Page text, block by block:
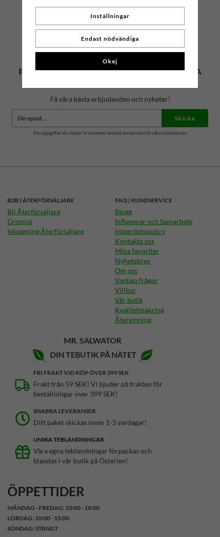
Mejl: konsumentkontakt(at)salwator.se
PRENUMERERA PÅ NYHETSBREVET FÖR VÅRA
Få våra bästa erbjudanden och nyheter!
Skicka
De uppgifter du matar in kommer endast användas till våra nyhetsbrev.
B2B | ÅTERFÖRSÄLJARE
Bli Återförsäljare
Grossist
Inloggning Återförsäljare
FAQ | KUNDSERVICE
Blogg
Influencer och Samarbete
Integritetspolicy
Kontakta oss
Mina favoriter
Nyhetsbrev
Om oss
Vanliga frågor
Villkor
Vår butik
Kvalitetssäkring
Återvinning
MR. SALWATOR
DIN TEBUTIK PÅ NÄTET
FRI FRAKT VID KÖP ÖVER 399 SEK
Frakt från 59 SEK! Vi bjuder på frakten för
beställningar över 399 SEK!
SNABBA LEVERANSER
Ditt paket skickas inom 1-3 vardagar!
UNIKA TEBLANDNINGAR
Våra egna teblandningar förpackas och
blandas i vår butik på Österlen!
ÖPPETTIDER
MÅNDAG - FREDAG: 10:00 - 18:00
LÖRDAG: 10:00 - 15:00
SÖNDAG: STÄNGT
Inställningar
Endast nödvändiga
Okej